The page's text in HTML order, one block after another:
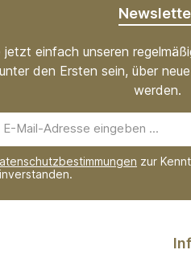
jetzt einfach unseren
den Ersten sein, über
werden.
Mail-
Adresse*
zur